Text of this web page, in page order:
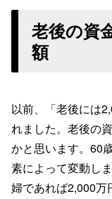
老後の資
額
以前、「老後には
れました。老後の
かと思います。60
素によって変動し
婦であれば2,000万